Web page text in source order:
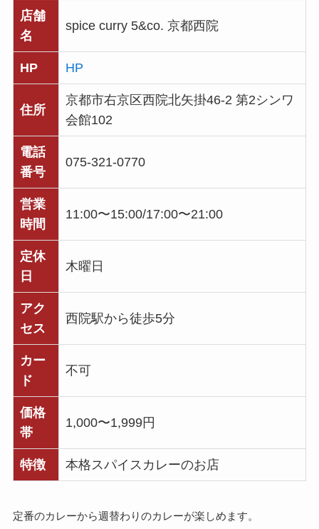
店舗
名
spice curry 5&co. 京都西院
HP HP
住所
京都市右京区西院北矢掛46-2 第2シンワ
会館102
電話
番号
075-321-0770
営業
時間
11:00〜15:00/17:00〜21:00
定休
日
木曜日
アク
セス
西院駅から徒歩5分
カー
ド
不可
価格
帯
1,000〜1,999円
特徴 本格スパイスカレーのお店
定番のカレーから週替わりのカレーが楽しめます。